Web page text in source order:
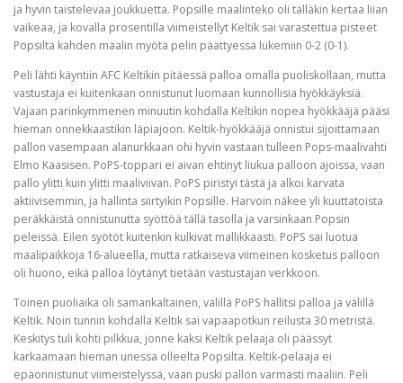
ja hyvin taistelevaa joukkuetta. Popsille maalinteko oli tälläkin kertaa liian
vaikeaa, ja kovalla prosentilla viimeistellyt Keltik sai varastettua pisteet
Popsilta kahden maalin myötä pelin päättyessä lukemiin 0-2 (0-1).
Peli lähti käyntiin AFC Keltikin pitäessä palloa omalla puoliskollaan, mutta
vastustaja ei kuitenkaan onnistunut luomaan kunnollisia hyökkäyksiä.
Vajaan parinkymmenen minuutin kohdalla Keltikin nopea hyökkääjä pääsi
hieman onnekkaastikin läpiajoon. Keltik-hyökkääjä onnistui sijoittamaan
pallon vasempaan alanurkkaan ohi hyvin vastaan tulleen Pops-maalivahti
Elmo Kaasisen. PoPS-toppari ei aivan ehtinyt liukua palloon ajoissa, vaan
pallo ylitti kuin ylitti maaliviivan. PoPS piristyi tästä ja alkoi karvata
aktiivisemmin, ja hallinta siirtyikin Popsille. Harvoin näkee yli kuuttatoista
peräkkäistä onnistunutta syöttöä tällä tasolla ja varsinkaan Popsin
peleissä. Eilen syötöt kuitenkin kulkivat mallikkaasti. PoPS sai luotua
maalipaikkoja 16-alueella, mutta ratkaiseva viimeinen kosketus palloon
oli huono, eikä palloa löytänyt tietään vastustajan verkkoon.
Toinen puoliaika oli samankaltainen, välillä PoPS hallitsi palloa ja välillä
Keltik. Noin tunnin kohdalla Keltik sai vapaapotkun reilusta 30 metristä.
Keskitys tuli kohti pilkkua, jonne kaksi Keltik pelaaja oli päässyt
karkaamaan hieman unessa olleelta Popsilta. Keltik-pelaaja ei
epäonnistunut viimeistelyssä, vaan puski pallon varmasti maaliin. Peli